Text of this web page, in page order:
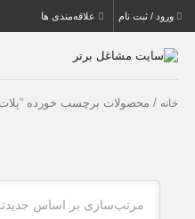
ورود / ثبت نام علاقه‌مندی ها
خانه / محصولات برچسب خورده
مرتب‌سازی بر اساس